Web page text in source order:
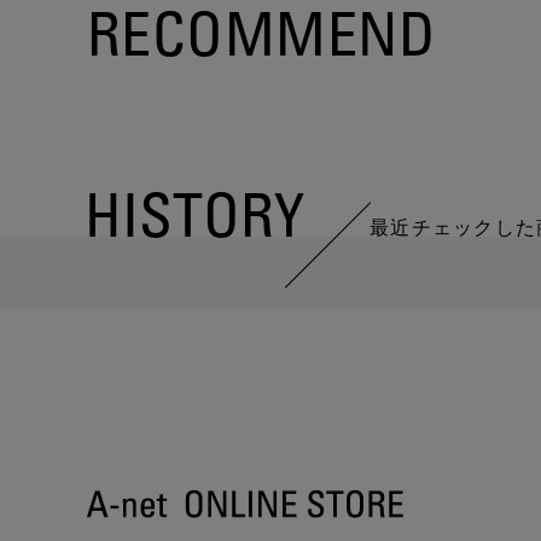
RECOMMEND
HISTORY 最近チェックした